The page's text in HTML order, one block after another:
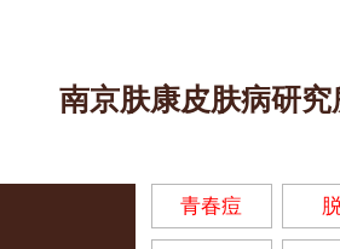
南京肤康皮肤病研
青春痘